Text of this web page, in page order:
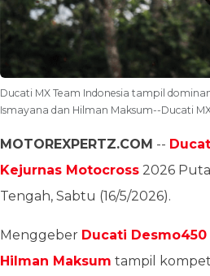
Ducati MX Team Indonesia tampil
Ismayana dan Hilman Maksum--Ducati
MOTOREXPERTZ.COM --
Kejurnas Motocross 2026
Tengah, Sabtu (16/5/2026).
Menggeber Ducati Desmo450
Hilman Maksum tampil